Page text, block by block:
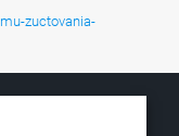
zuctovania-